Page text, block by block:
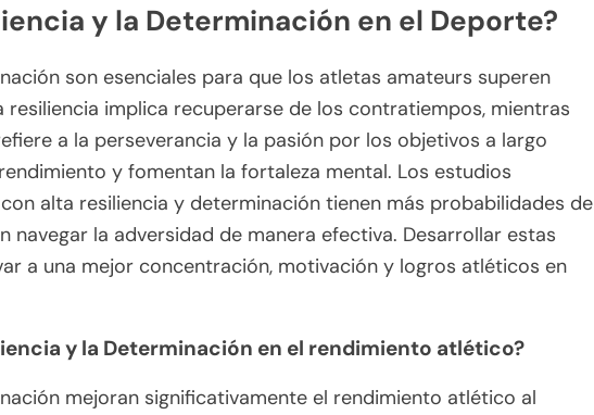
y la Determinación en el Deporte?
son esenciales para que los atletas amateurs superen
resiliencia implica recuperarse de los contratiempos, mientras
a la perseverancia y la pasión por los objetivos a largo
y fomentan la fortaleza mental. Los estudios
alta resiliencia y determinación tienen más probabilidades de
navegar la adversidad de manera efectiva. Desarrollar estas
a una mejor concentración, motivación y logros atléticos en
y la Determinación en el rendimiento atlético?
mejoran significativamente el rendimiento atlético al